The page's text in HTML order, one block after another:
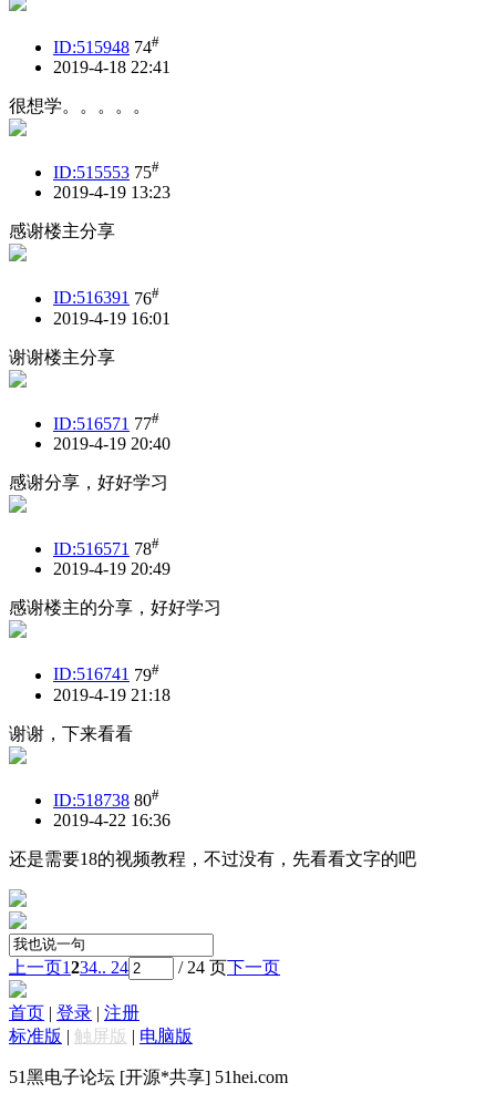
ID:515948 74#
2019-4-18 22:41
很想学。。。。。
ID:515553 75#
2019-4-19 13:23
感谢楼主分享
ID:516391 76#
2019-4-19 16:01
谢谢楼主分享
ID:516571 77#
2019-4-19 20:40
感谢分享，好好学习
ID:516571 78#
2019-4-19 20:49
感谢楼主的分享，好好学习
ID:516741 79#
2019-4-19 21:18
谢谢，下来看看
ID:518738 80#
2019-4-22 16:36
还是需要18的视频教程，不过没有，先看看文字的吧
上一页1234.. 24 / 24 页下一页
首页 | 登录 | 注册
标准版 | 触屏版 | 电脑版
51黑电子论坛 [开源*共享] 51hei.com